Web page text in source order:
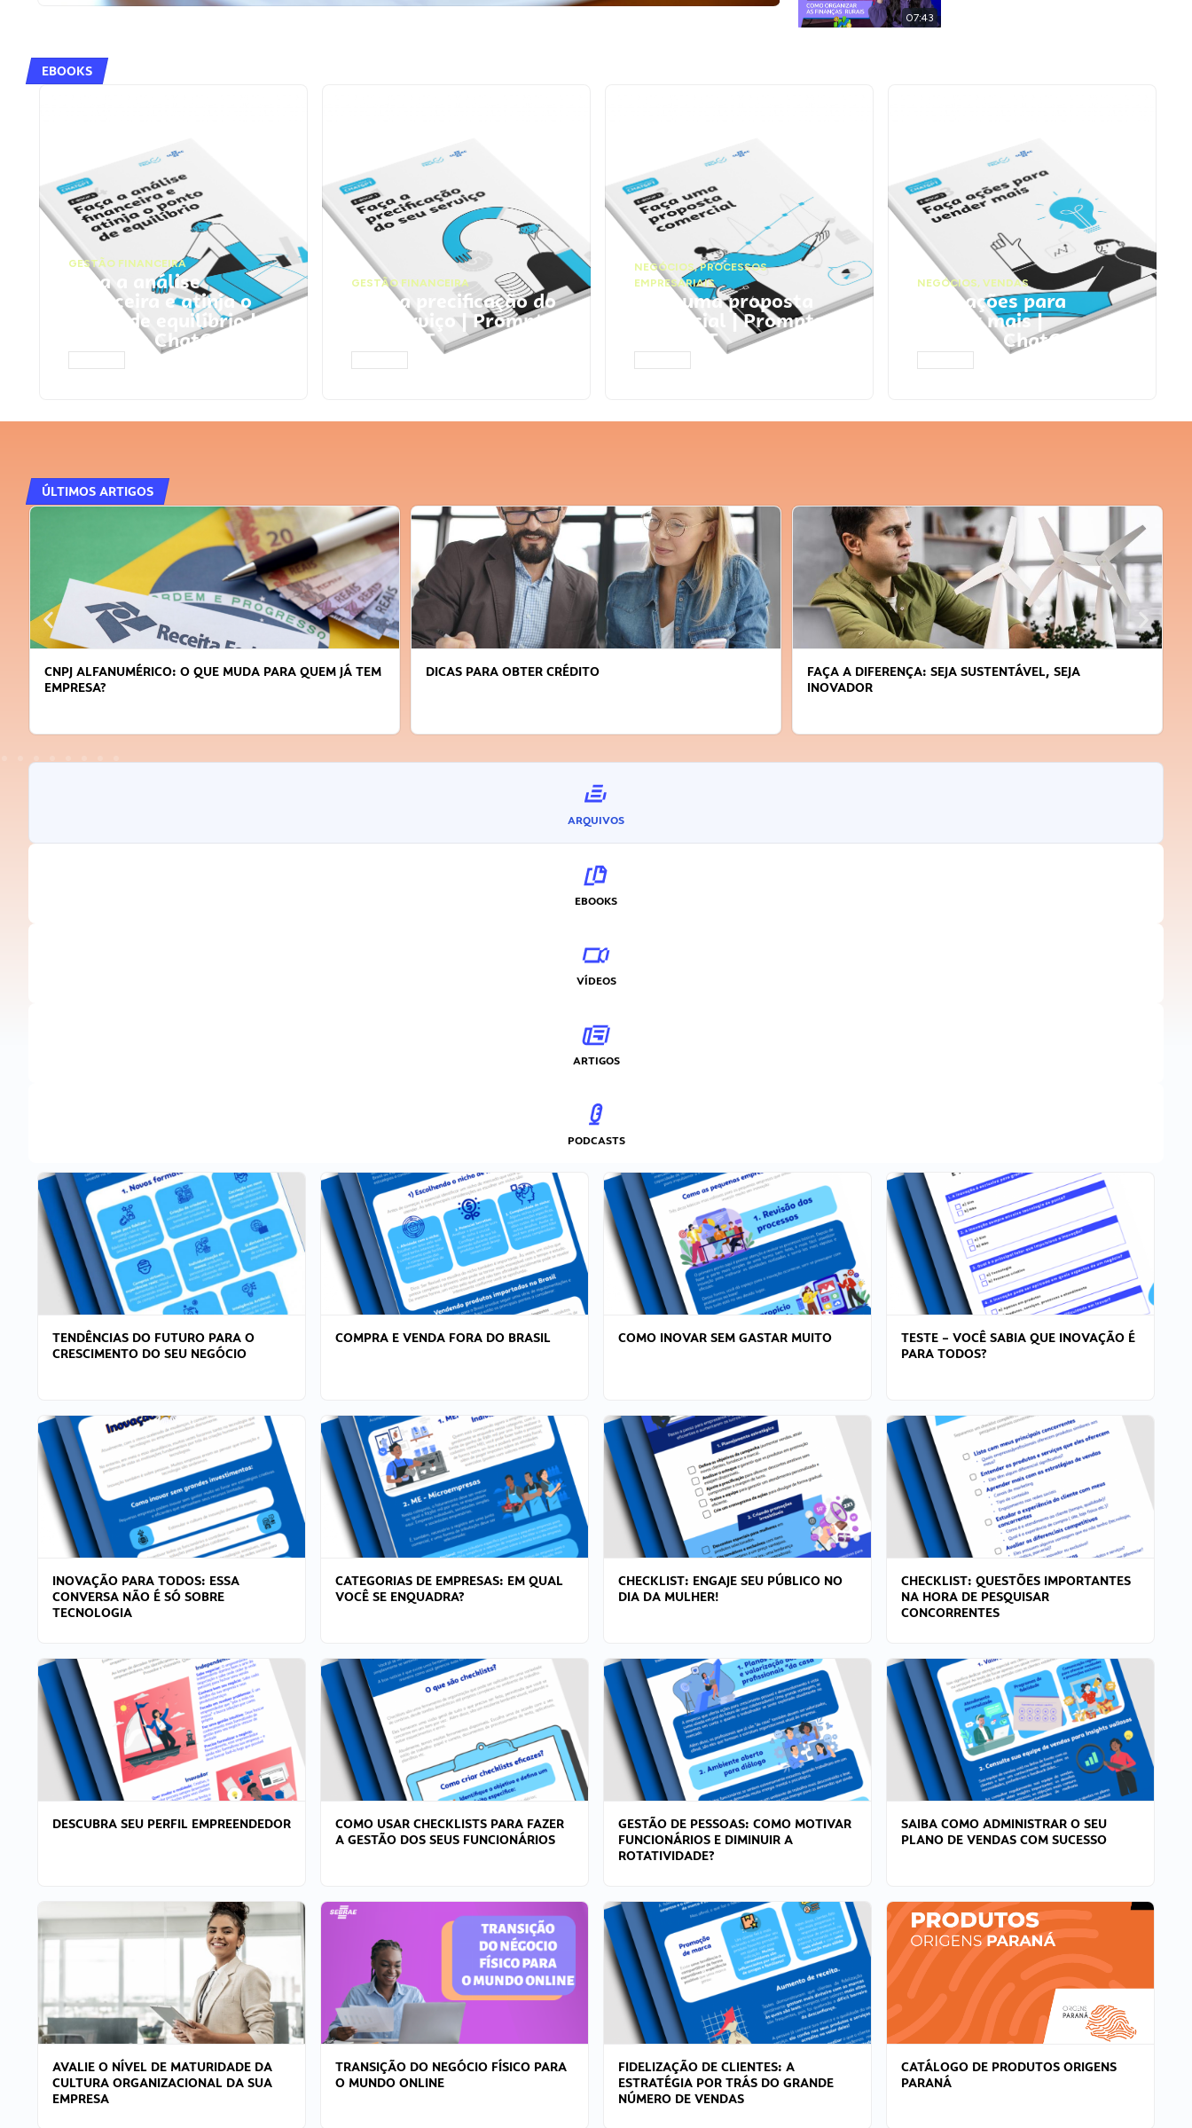
07:43
EBOOKS
GESTÃO FINANCEIRA
Faça a análise
financeira e atinja o
ponto de equilíbrio |
Prompts ChatGPT
GESTÃO FINANCEIRA
Faça a precificação do
seu serviço | Prompts
ChatGPT
NEGÓCIOS,PROCESSOS
EMPRESARIAIS
Faça uma proposta
comercial | Prompts
ChatGPT
NEGÓCIOS, VENDAS
Faça ações para
vender mais |
Prompts ChatGPT
ÚLTIMOS ARTIGOS
CNPJ ALFANUMÉRICO: O QUE MUDA PARA QUEM JÁ TEM
EMPRESA?
DICAS PARA OBTER CRÉDITO
FAÇA A DIFERENÇA: SEJA SUSTENTÁVEL, SEJA
INOVADOR
ARQUIVOS
EBOOKS
VÍDEOS
ARTIGOS
PODCASTS
TENDÊNCIAS DO FUTURO PARA O
CRESCIMENTO DO SEU NEGÓCIO
COMPRA E VENDA FORA DO BRASIL COMO INOVAR SEM GASTAR MUITO
TESTE – VOCÊ SABIA QUE INOVAÇÃO É
PARA TODOS?
INOVAÇÃO PARA TODOS: ESSA
CONVERSA NÃO É SÓ SOBRE
TECNOLOGIA
CATEGORIAS DE EMPRESAS: EM QUAL
VOCÊ SE ENQUADRA?
CHECKLIST: ENGAJE SEU PÚBLICO NO
DIA DA MULHER!
CHECKLIST: QUESTÕES IMPORTANTES
NA HORA DE PESQUISAR
CONCORRENTES
DESCUBRA SEU PERFIL EMPREENDEDOR
COMO USAR CHECKLISTS PARA FAZER
A GESTÃO DOS SEUS FUNCIONÁRIOS
GESTÃO DE PESSOAS: COMO MOTIVAR
FUNCIONÁRIOS E DIMINUIR A
ROTATIVIDADE?
SAIBA COMO ADMINISTRAR O SEU
PLANO DE VENDAS COM SUCESSO
AVALIE O NÍVEL DE MATURIDADE DA
CULTURA ORGANIZACIONAL DA SUA
EMPRESA
TRANSIÇÃO DO NEGÓCIO FÍSICO PARA
O MUNDO ONLINE
FIDELIZAÇÃO DE CLIENTES: A
ESTRATÉGIA POR TRÁS DO GRANDE
NÚMERO DE VENDAS
CATÁLOGO DE PRODUTOS ORIGENS
PARANÁ